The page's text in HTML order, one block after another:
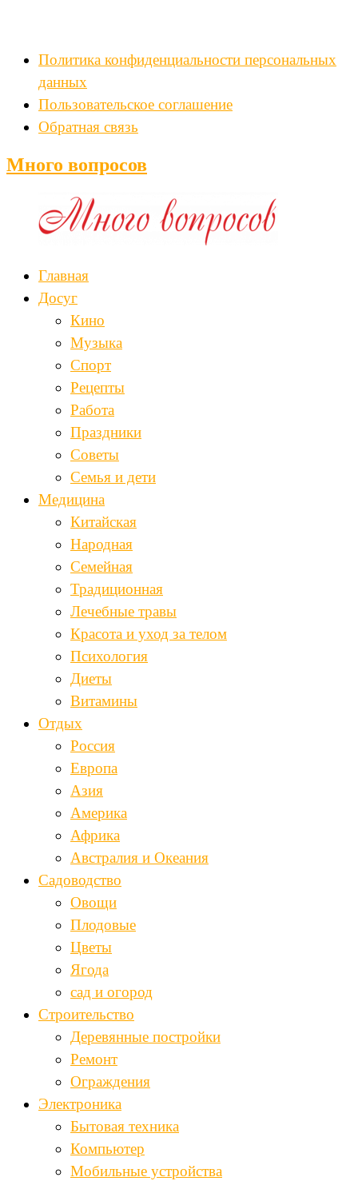
Политика конфиденциальности персональных
данных
Пользовательское соглашение
Обратная связь
Много вопросов
Главная
Досуг
Кино
Музыка
Спорт
Рецепты
Работа
Праздники
Советы
Семья и дети
Медицина
Китайская
Народная
Семейная
Традиционная
Лечебные травы
Красота и уход за телом
Психология
Диеты
Витамины
Отдых
Россия
Европа
Азия
Америка
Африка
Австралия и Океания
Садоводство
Овощи
Плодовые
Цветы
Ягода
сад и огород
Строительство
Деревянные постройки
Ремонт
Ограждения
Электроника
Бытовая техника
Компьютер
Мобильные устройства